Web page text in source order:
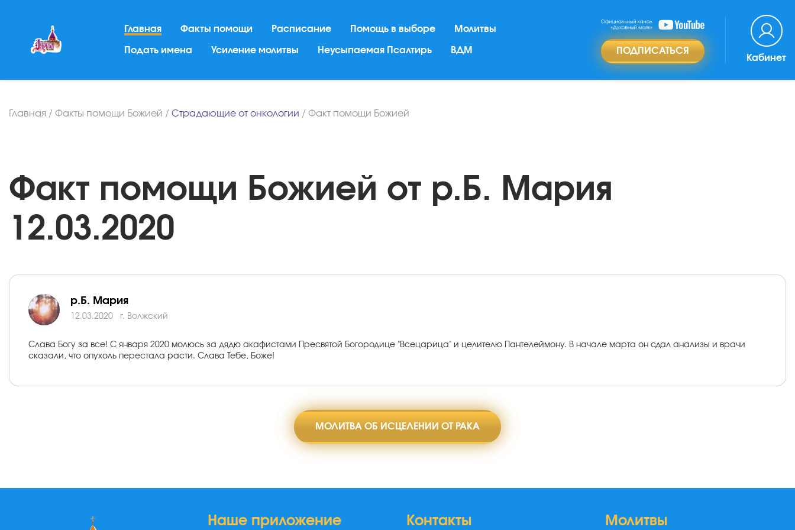
Главная Факты помощи Расписание Помощь в выборе Молитвы
Подать имена Усиление молитвы Неусыпаемая Псалтирь ВДМ ПОДПИСАТЬСЯ
Кабинет
Главная / Факты помощи Божией / Страдающие от онкологии / Факт помощи Божией
Факт помощи Божией от р.Б. Мария
12.03.2020
р.Б. Мария
12.03.2020 г. Волжский
Слава Богу за все! С января 2020 молюсь за дядю акафистами Пресвятой Богородице "Всецарица" и целителю Пантелеймону. В начале марта он сдал анализы и врачи
сказали, что опухоль перестала расти. Слава Тебе, Боже!
МОЛИТВА ОБ ИСЦЕЛЕНИИ ОТ РАКА
Наше приложение Контакты Молитвы